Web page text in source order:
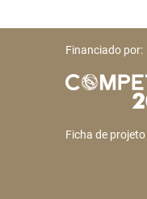
Financiado por:
Ficha de projeto